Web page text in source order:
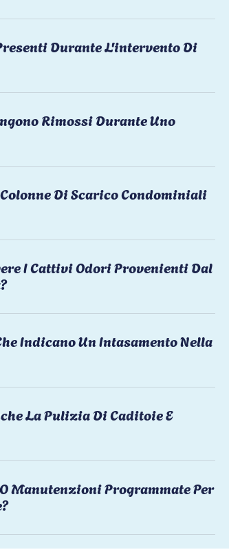
Durante L'intervento Di
Rimossi Durante Uno
Di Scarico Condominiali
I Cattivi Odori Provenienti Dal
Indicano Un Intasamento Nella
La Pulizia Di Caditoie E
Manutenzioni Programmate Per